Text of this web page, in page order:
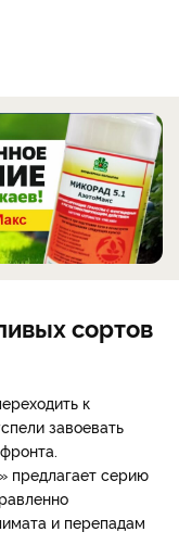
сортов
к
завоевать
предлагает серию
и перепадам